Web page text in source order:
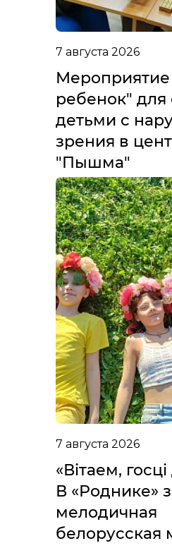
7 августа 2026
ребенок" для
детьми с
зрения в
"Пышма"
7 августа 2026
«Вітаем, госці
В «Роднике»
мелодичная
белорусская